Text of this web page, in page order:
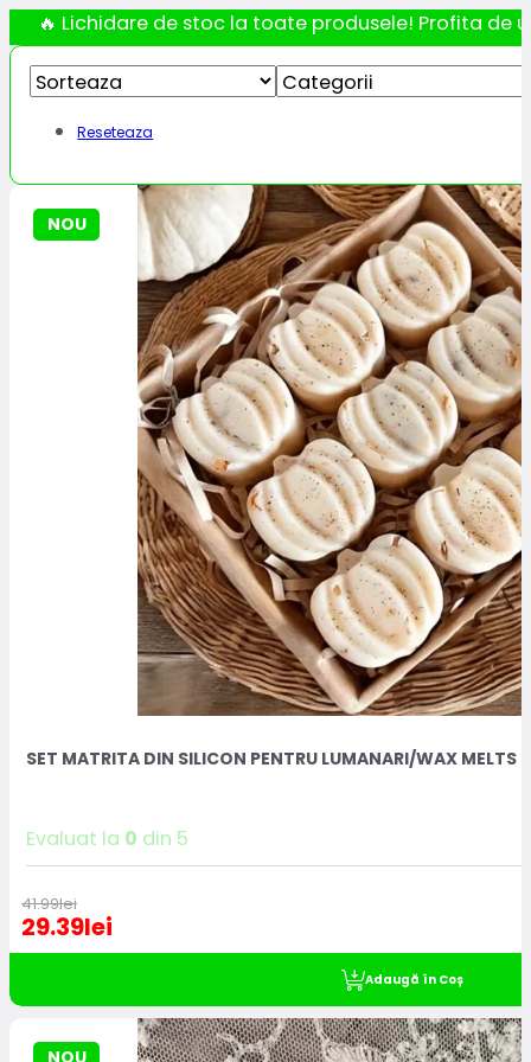
🔥 Lichidare de stoc la toate produsele! Profita de
Reseteaza
NOU
SET MATRITA DIN SILICON PENTRU LUMANARI/WAX MELTS
Evaluat la 0 din 5
41.99lei
29.39lei
Adaugă în Coș